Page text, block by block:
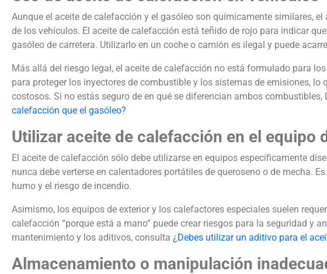
Aunque el aceite de calefacción y el gasóleo son químicamente similares,
de los vehículos. El aceite de calefacción está teñido de rojo para indicar
gasóleo de carretera. Utilizarlo en un coche o camión es ilegal y puede
Más allá del riesgo legal, el aceite de calefacción no está formulado para
para proteger los inyectores de combustible y los sistemas de emisiones,
costosos. Si no estás seguro de en qué se diferencian ambos combustibles,
calefacción que el gasóleo?
Utilizar aceite de calefacción en el equipo
El aceite de calefacción sólo debe utilizarse en equipos específicamente
nunca debe verterse en calentadores portátiles de queroseno o de mecha.
humo y el riesgo de incendio.
Asimismo, los equipos de exterior y los calefactores especiales suelen
calefacción “porque está a mano” puede crear riesgos para la seguridad y
mantenimiento y los aditivos, consulta ¿Debes utilizar un aditivo para el
Almacenamiento o manipulación